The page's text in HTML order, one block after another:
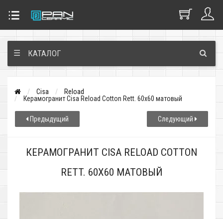
☰ КАТАЛОГ
Cisa
Reload
Керамогранит Cisa Reload Cotton Rett. 60x60 матовый
Предыдущий Следующий
КЕРАМОГРАНИТ CISA RELOAD COTTON
RETT. 60X60 МАТОВЫЙ